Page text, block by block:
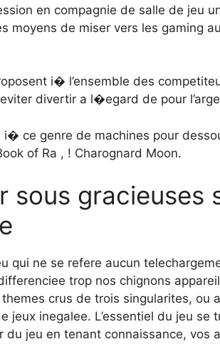
en compagnie de salle de jeu
moyens de miser vers les gaming
i� l’ensemble des
divertir a l�egard de pour
ce genre de machines pour
of Ra , ! Charognard Moon.
sous gracieuses
qui ne se refere aucun
trop nos chignons
crus de trois singularites, ou
inegalee. L’essentiel du jeu se
jeu en tenant connaissance,